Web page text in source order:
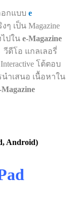
กแบบ e
เป็น Magazine
ไปใน e-Magazine
วีดีโอ แกลเลอรี่
โต้ตอบ
นำเสนอ เนื้อหาใน
Magazine
Android)